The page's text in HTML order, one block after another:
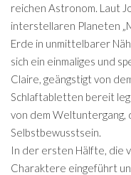
reichen Astronom. Laut
interstellaren Planeten
Erde in unmittelbarer
sich ein einmaliges und
Claire, geängstigt von
Schlaftabletten bereit
von dem Weltuntergang,
Selbstbewusstsein.
In der ersten Hälfte, die
Charaktere eingeführt